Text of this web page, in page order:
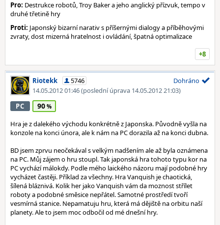
Pro: Destrukce robotů, Troy Baker a jeho anglický přízvuk, tempo v
druhé třetině hry
Proti: Japonský bizarní narativ s příšernými dialogy a příběhovými
zvraty, dost mizerná hratelnost i ovládání, špatná optimalizace
+8
Riotekk
5746
14.05.2012 01:46(poslední úprava 14.05.2012 21:03)
Dohráno
PC 90
Hra je z dalekého východu konkrétně z Japonska. Původně vyšla na
konzole na konci února, ale k nám na PC dorazila až na konci dubna.
BD jsem zprvu neočekával s velkým nadšením ale až byla oznámena
na PC. Můj zájem o hru stoupl. Tak japonská hra tohoto typu kor na
PC vychází málokdy. Podle mého laického názoru mají podobné hry
vycházet častěji. Příklad za všechny. Hra Vanquish je chaotická,
šílená bláznivá. Kolik her jako Vanquish vám da moznost střílet
roboty a podobné směsice nepřátel. Samotné prostředí tvoří
vesmírná stanice. Nepamatuju hru, která má dějiště na orbitu naší
planety. Ale to jsem moc odbočil od mé dnešní hry.